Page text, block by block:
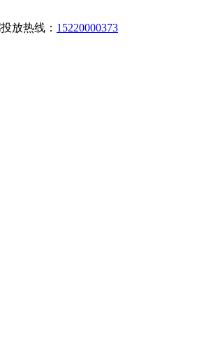
投放热线： 15220000373